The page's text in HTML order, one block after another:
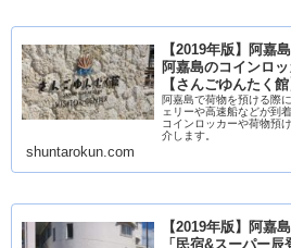
【2019年版】阿嘉
阿嘉島のコインロ
【さんごゆんたく館
阿嘉島で荷物を預ける際
ェリーや高速船などが到
コインロッカーや荷物預
介します。
shuntarokun.com
【2019年版】阿嘉
「民宿&スーパー